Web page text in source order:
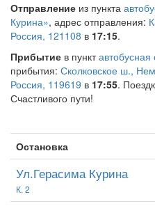
Отправление из пункта
Курина», адрес отправления:
Россия, 121108 в 17:15.
Прибытие в пункт
прибытия: Сколковское ш.,
Россия, 119619 в 17:55.
Счастливого пути!
Остановка
Ул.Герасима Курина
К. 2